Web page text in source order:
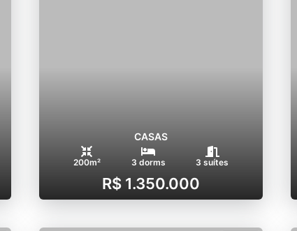
CASAS
200m² 3 dorms 3 suítes
R$ 1.350.000